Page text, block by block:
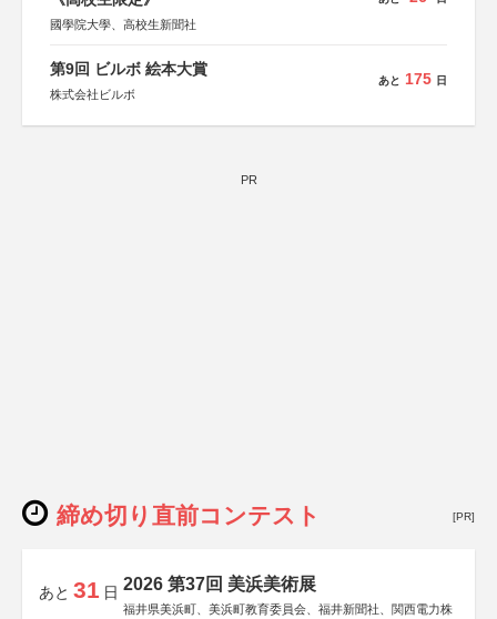
國學院大學、高校生新聞社
第9回 ビルボ 絵本大賞
株式会社ビルボ
あと 175 日
PR
締め切り直前コンテスト [PR]
あと 31 日 2026 第37回 美浜美術展
福井県美浜町、美浜町教育委員会、福井新聞社、関西電力株